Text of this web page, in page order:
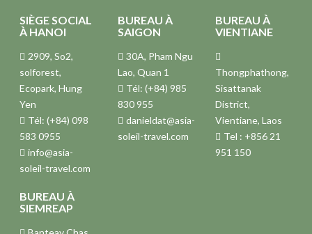
SIÈGE SOCIAL
À HANOI
2909, So2,
solforest,
Ecopark, Hung
Yen
Tél: (+84) 098
583 0955
info@asia-
soleil-travel.com
BUREAU À
SAIGON
30A, Pham Ngu
Lao, Quan 1
Tél: (+84) 985
830 955
danieldat@asia-
soleil-travel.com
BUREAU À
VIENTIANE
Thongphathong,
Sisattanak
District,
Vientiane, Laos
Tel : +856 21
951 150
BUREAU À
SIEMREAP